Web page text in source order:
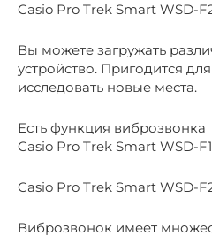
Casio Pro Trek Smart WSD-
Вы можете загружать
устройство. Пригодится
исследовать новые места.
Есть функция виброзвонка
Casio Pro Trek Smart WSD-
Casio Pro Trek Smart WSD-
Виброзвонок имеет